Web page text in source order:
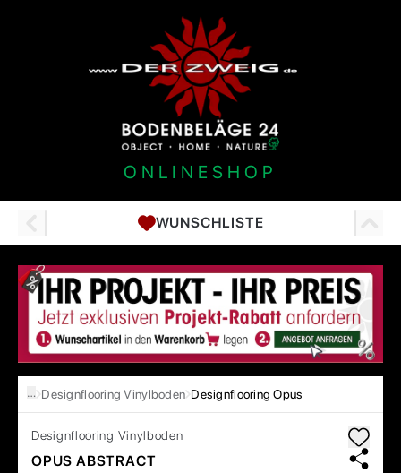
ONLINESHOP
WUNSCHLISTE
… Designflooring Vinylboden Designflooring Opus
Designflooring Vinylboden
OPUS ABSTRACT